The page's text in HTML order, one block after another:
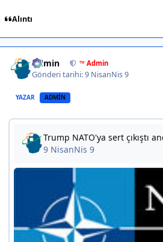
Alıntı
Admin ™ Admin
Gönderi tarihi:9 NisanNis 9
YAZAR ADMIN